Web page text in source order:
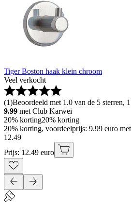
Tiger Boston haak klein chroom
Veel verkocht
(1)Beoordeeld met 1.0 van de 5 sterren,
9.99 met Club Karwei
20% korting20% korting
20% korting, voordeelprijs: 9.99 euro
12.49
Prijs: 12.49 euro